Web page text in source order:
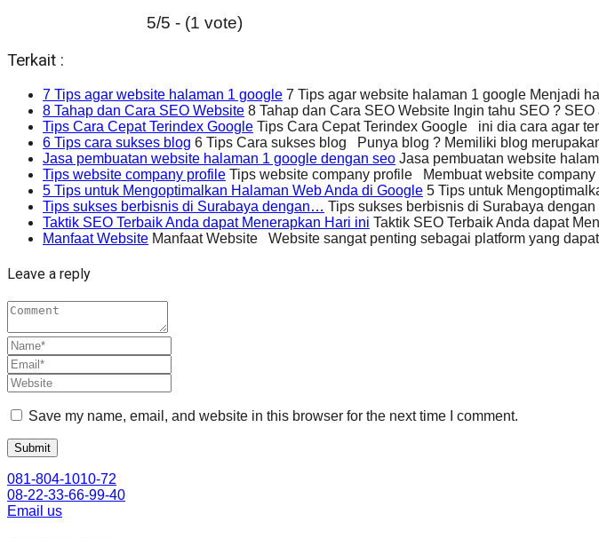
5/5 - (1 vote)
Terkait :
7 Tips agar website halaman 1 google 7 Tips agar website halaman 1 google Menjadi
8 Tahap dan Cara SEO Website 8 Tahap dan Cara SEO Website Ingin tahu SEO ?
Tips Cara Cepat Terindex Google Tips Cara Cepat Terindex Google ini dia cara agar
6 Tips cara sukses blog 6 Tips Cara sukses blog Punya blog ? Memiliki blog
Jasa pembuatan website halaman 1 google dengan seo Jasa pembuatan website
Tips website company profile Tips website company profile Membuat website
5 Tips untuk Mengoptimalkan Halaman Web Anda di Google 5 Tips untuk
Tips sukses berbisnis di Surabaya dengan… Tips sukses berbisnis di Surabaya
Taktik SEO Terbaik Anda dapat Menerapkan Hari ini Taktik SEO Terbaik Anda dapat
Manfaat Website Manfaat Website Website sangat penting sebagai platform yang
Leave a reply
Save my name, email, and website in this browser for the next time I comment.
081-804-1010-72
08-22-33-66-99-40
Email us